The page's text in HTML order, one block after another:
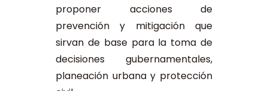
proponer acciones de
prevención y mitigación que
sirvan de base para la toma de
decisiones gubernamentales,
planeación urbana y protección